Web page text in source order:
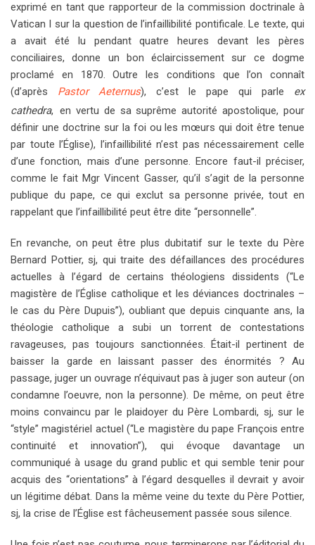
exprimé en tant que rapporteur de la commission doctrinale à
Vatican I sur la question de l’infaillibilité pontificale. Le texte, qui
a avait été lu pendant quatre heures devant les pères
conciliaires, donne un bon éclaircissement sur ce dogme
proclamé en 1870. Outre les conditions que l’on connaît
(d’après Pastor Aeternus), c’est le pape qui parle ex
cathedra, en vertu de sa suprême autorité apostolique, pour
définir une doctrine sur la foi ou les mœurs qui doit être tenue
par toute l’Église), l’infaillibilité n’est pas nécessairement celle
d’une fonction, mais d’une personne. Encore faut-il préciser,
comme le fait Mgr Vincent Gasser, qu’il s’agit de la personne
publique du pape, ce qui exclut sa personne privée, tout en
rappelant que l’infaillibilité peut être dite “personnelle”.
En revanche, on peut être plus dubitatif sur le texte du Père
Bernard Pottier, sj, qui traite des défaillances des procédures
actuelles à l’égard de certains théologiens dissidents (“Le
magistère de l’Église catholique et les déviances doctrinales –
le cas du Père Dupuis”), oubliant que depuis cinquante ans, la
théologie catholique a subi un torrent de contestations
ravageuses, pas toujours sanctionnées. Était-il pertinent de
baisser la garde en laissant passer des énormités ? Au
passage, juger un ouvrage n’équivaut pas à juger son auteur (on
condamne l’oeuvre, non la personne). De même, on peut être
moins convaincu par le plaidoyer du Père Lombardi, sj, sur le
“style” magistériel actuel (“Le magistère du pape François entre
continuité et innovation”), qui évoque davantage un
communiqué à usage du grand public et qui semble tenir pour
acquis des “orientations” à l’égard desquelles il devrait y avoir
un légitime débat. Dans la même veine du texte du Père Pottier,
sj, la crise de l’Église est fâcheusement passée sous silence.